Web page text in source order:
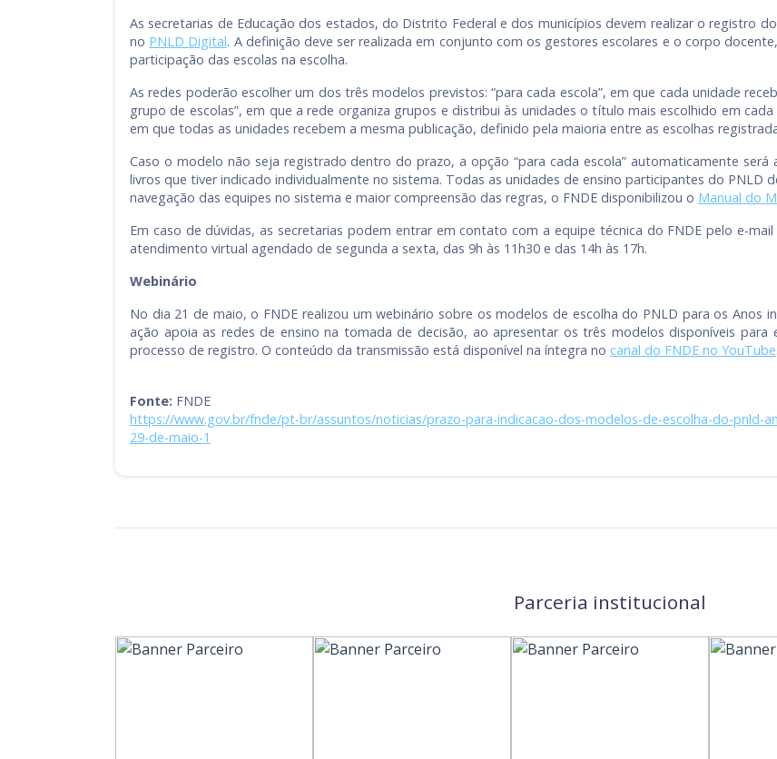
As secretarias de Educação dos estados, do Distrito Federal e dos municípios devem realizar o registro
no PNLD Digital. A definição deve ser realizada em conjunto com os gestores escolares e o corpo
participação das escolas na escolha.
As redes poderão escolher um dos três modelos previstos: “para cada escola”, em que cada unidade
grupo de escolas”, em que a rede organiza grupos e distribui às unidades o título mais escolhido em
em que todas as unidades recebem a mesma publicação, definido pela maioria entre as escolhas
Caso o modelo não seja registrado dentro do prazo, a opção “para cada escola” automaticamente será
livros que tiver indicado individualmente no sistema. Todas as unidades de ensino participantes do PNLD
navegação das equipes no sistema e maior compreensão das regras, o FNDE disponibilizou o Manual do
Em caso de dúvidas, as secretarias podem entrar em contato com a equipe técnica do FNDE pelo e-mail
atendimento virtual agendado de segunda a sexta, das 9h às 11h30 e das 14h às 17h.
Webinário
No dia 21 de maio, o FNDE realizou um webinário sobre os modelos de escolha do PNLD para os Anos
ação apoia as redes de ensino na tomada de decisão, ao apresentar os três modelos disponíveis
processo de registro. O conteúdo da transmissão está disponível na íntegra no canal do FNDE no YouTube
Fonte: FNDE
https://www.gov.br/fnde/pt-br/assuntos/noticias/prazo-para-indicacao-dos-modelos-de-escolha-do-pnld-
29-de-maio-1
Parceria institucional